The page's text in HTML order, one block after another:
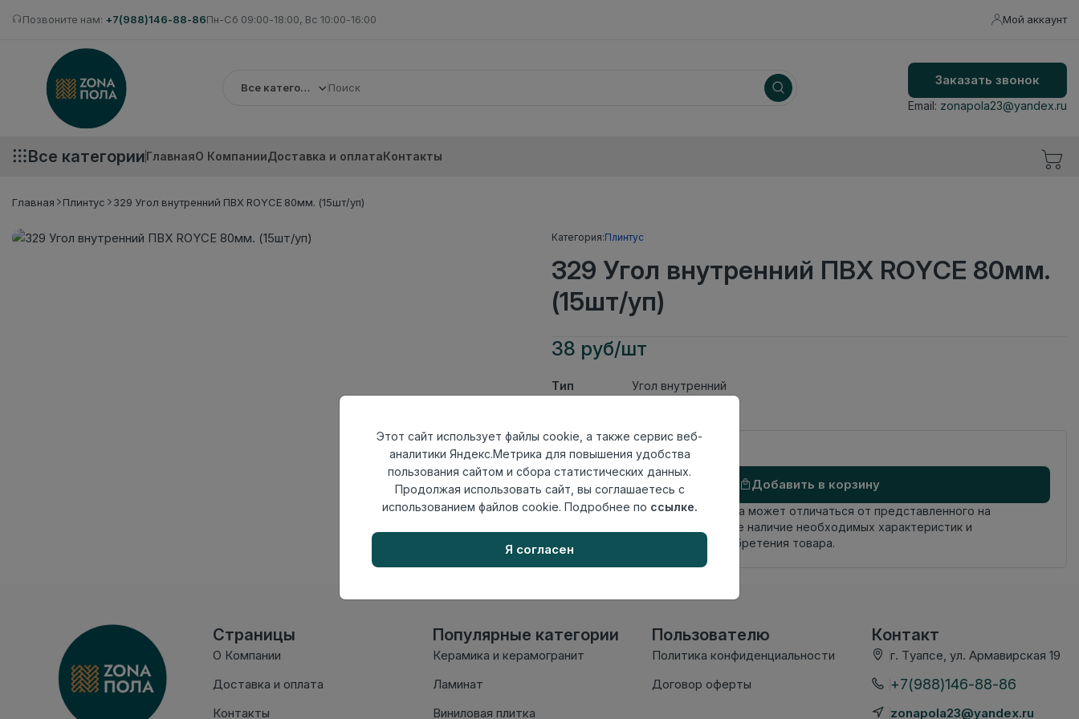
Позвоните нам: +7(988)146-88-86Пн-Сб 09:00-18:00, Вс 10:00-16:00 Мой аккаунт
Все категории
Заказать звонок
Email: zonapola23@yandex.ru
Все категорииГлавнаяО КомпанииДоставка и оплатаКонтакты
Главная Плинтус 329 Угол внутренний ПВХ ROYCE 80мм. (15шт/уп)
Категория:Плинтус
329 Угол внутренний ПВХ ROYCE 80мм.
(15шт/уп)
38 руб/шт
Тип
Угол внутренний
Осталось27 шт
Добавить в корзину
Внимание! Внешний вид товара может отличаться от представленного на
настоящем сайте. Проверяйте наличие необходимых характеристик и
комплектации в момент приобретения товара.
Страницы
О Компании
Доставка и оплата
Контакты
Популярные категории
Керамика и керамогранит
Ламинат
Виниловая плитка
Пользователю
Политика конфиденциальности
Договор оферты
Контакт
г. Туапсе, ул. Армавирская 19
+7(988)146-88-86
zonapola23@yandex.ru
Этот сайт использует файлы cookie, а также сервис веб-
аналитики Яндекс.Метрика для повышения удобства
пользования сайтом и сбора статистических данных.
Продолжая использовать сайт, вы соглашаетесь с
использованием файлов cookie. Подробнее по ссылке.
Я согласен